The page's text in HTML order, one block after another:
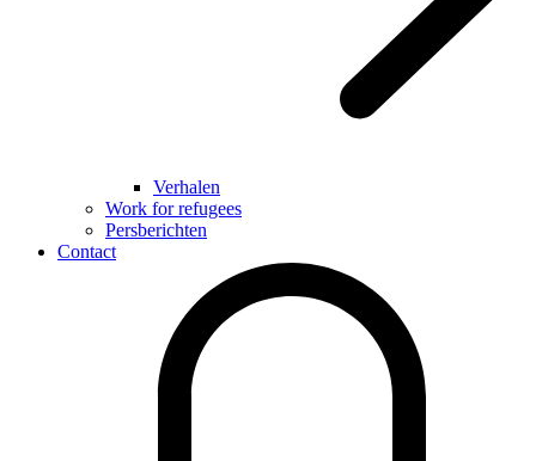
Verhalen
Work for refugees
Persberichten
Contact